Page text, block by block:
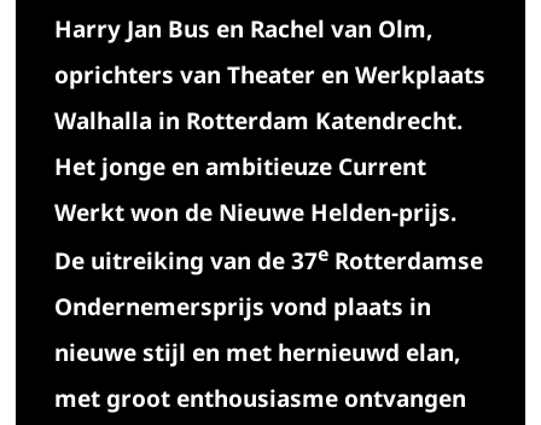
Harry Jan Bus en Rachel van Olm,
oprichters van Theater en Werkplaats
Walhalla in Rotterdam Katendrecht.
Het jonge en ambitieuze Current
Werkt won de Nieuwe Helden-prijs.
De uitreiking van de 37eRotterdamse
Ondernemersprijs vond plaats in
nieuwe stijl en met hernieuwd elan,
met groot enthousiasme ontvangen